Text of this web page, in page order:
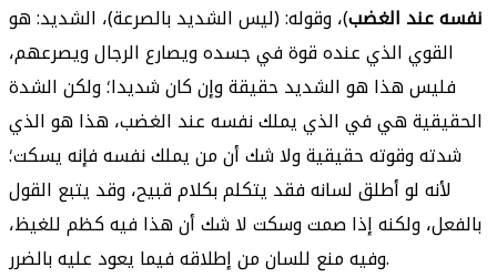
نفسه عند الغضب)، وقوله: (ليس الشديد بالصرعة)، الشديد: هو
القوي الذي عنده قوة في جسده ويصارع الرجال ويصرعهم،
فليس هذا هو الشديد حقيقة وإن كان شديدا؛ ولكن الشدة
الحقيقية هي في الذي يملك نفسه عند الغضب، هذا هو الذي
شدته وقوته حقيقية ولا شك أن من يملك نفسه فإنه يسكت؛
لأنه لو أطلق لسانه فقد يتكلم بكلام قبيح، وقد يتبع القول
بالفعل، ولكنه إذا صمت وسكت لا شك أن هذا فيه كظم للغيظ،
وفيه منع للسان من إطلاقه فيما يعود عليه بالضرر.